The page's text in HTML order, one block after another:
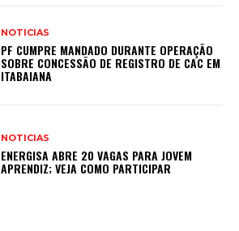
NOTICIAS
PF CUMPRE MANDADO DURANTE OPERAÇÃO
SOBRE CONCESSÃO DE REGISTRO DE CAC EM
ITABAIANA
NOTICIAS
ENERGISA ABRE 20 VAGAS PARA JOVEM
APRENDIZ; VEJA COMO PARTICIPAR